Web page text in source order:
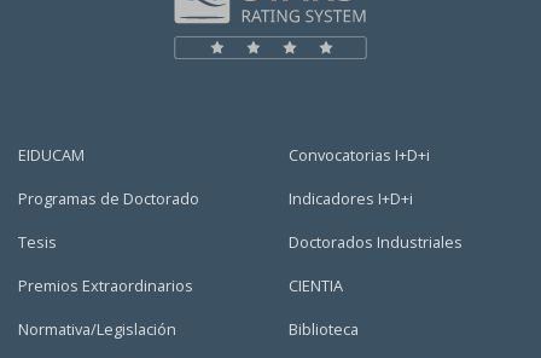
EIDUCAM
Programas de Doctorado
Tesis
Premios Extraordinarios
Normativa/Legislación
Convocatorias I+D+i
Indicadores I+D+i
Doctorados Industriales
CIENTIA
Biblioteca